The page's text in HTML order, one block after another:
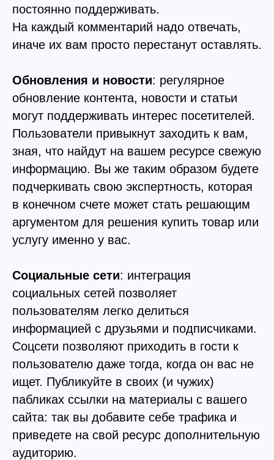
постоянно поддерживать.
На каждый комментарий надо отвечать,
иначе их вам просто перестанут оставлять.
Обновления и новости: регулярное
обновление контента, новости и статьи
могут поддерживать интерес посетителей.
Пользователи привыкнут заходить к вам,
зная, что найдут на вашем ресурсе свежую
информацию. Вы же таким образом будете
подчеркивать свою экспертность, которая
в конечном счете может стать решающим
аргументом для решения купить товар или
услугу именно у вас.
Социальные сети: интеграция
социальных сетей позволяет
пользователям легко делиться
информацией с друзьями и подписчиками.
Соцсети позволяют приходить в гости к
пользователю даже тогда, когда он вас не
ищет. Публикуйте в своих (и чужих)
пабликах ссылки на материалы с вашего
сайта: так вы добавите себе трафика и
приведете на свой ресурс дополнительную
аудиторию.